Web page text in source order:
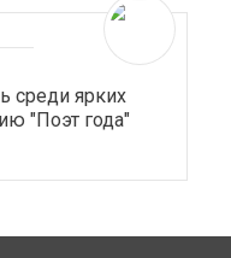
среди ярких
"Поэт года"